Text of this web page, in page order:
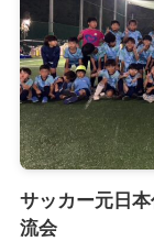
サッカー元日
流会